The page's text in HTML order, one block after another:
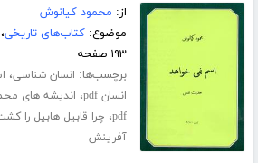
از: محمود کیانوش
موضوع:کتاب‌های تاریخی
۱۹۳ صفحه
برچسب‌ها: انسان شناسی،
انسان pdf
، اندیشه های
pdf، چرا قابیل هابیل را
آفرینش